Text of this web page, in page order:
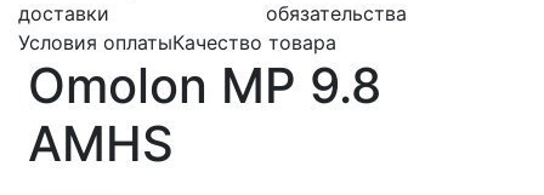
доставки
обязательства
Условия оплатыКачество товара
Omolon MP 9.8
AMHS